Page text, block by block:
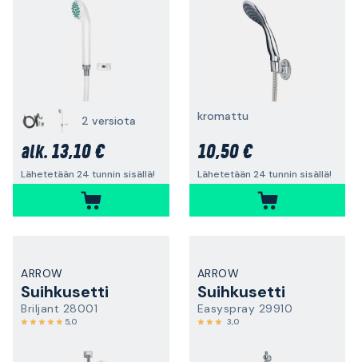
2 versiota
alk. 13,10 €
Lähetetään 24 tunnin sisällä!
kromattu
10,50 €
Lähetetään 24 tunnin sisällä!
ARROW
Suihkusetti
Briljant 28001
5,0
ARROW
Suihkusetti
Easyspray 29910
3,0